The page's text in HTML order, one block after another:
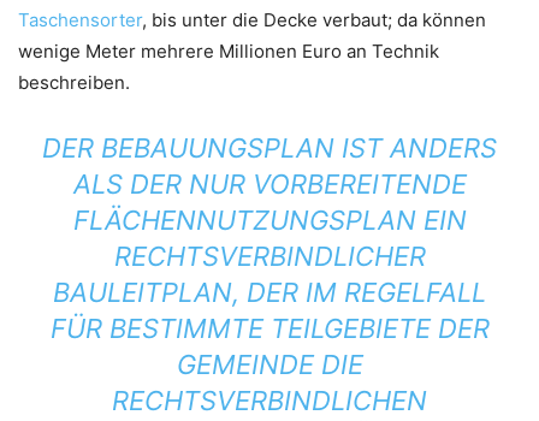
Taschensorter, bis unter die Decke verbaut; da können
wenige Meter mehrere Millionen Euro an Technik
beschreiben.
DER BEBAUUNGSPLAN IST ANDERS
ALS DER NUR VORBEREITENDE
FLÄCHENNUTZUNGSPLAN EIN
RECHTSVERBINDLICHER
BAULEITPLAN, DER IM REGELFALL
FÜR BESTIMMTE TEILGEBIETE DER
GEMEINDE DIE
RECHTSVERBINDLICHEN